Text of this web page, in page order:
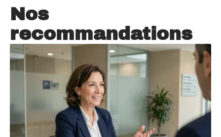
Nos
recommandations